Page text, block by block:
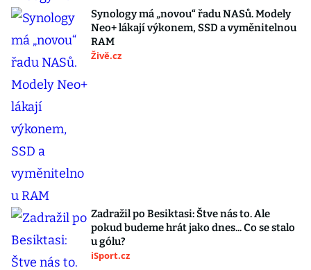
Synology má „novou“ řadu NASů. Modely
Neo+ lákají výkonem, SSD a vyměnitelnou
RAM
Živě.cz
Zadražil po Besiktasi: Štve nás to. Ale
pokud budeme hrát jako dnes... Co se stalo
u gólu?
iSport.cz